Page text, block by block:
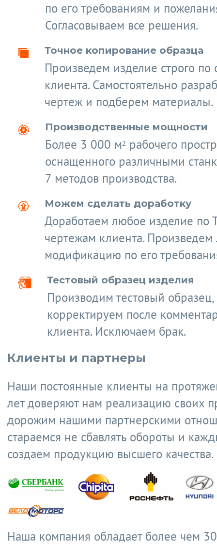
по его требованиям и
Согласовываем все решения.
Точное копирование образца
Произведем изделие строго по
клиента. Самостоятельно
чертеж и подберем материалы.
Производственные мощности
Более 3 000 м² рабочего
оснащенного различными
7 методов производства.
Можем сделать доработку
Доработаем любое изделие по
чертежам клиента.
модификацию по его
Тестовый образец изделия
Производим тестовый образец,
корректируем после
клиента. Исключаем брак.
Клиенты и партнеры
Наши постоянные клиенты на
лет доверяют нам реализацию своих
дорожим нашими партнерскими
стараемся не сбавлять обороты и
создаем продукцию высшего качества.
Наша компания обладает более чем